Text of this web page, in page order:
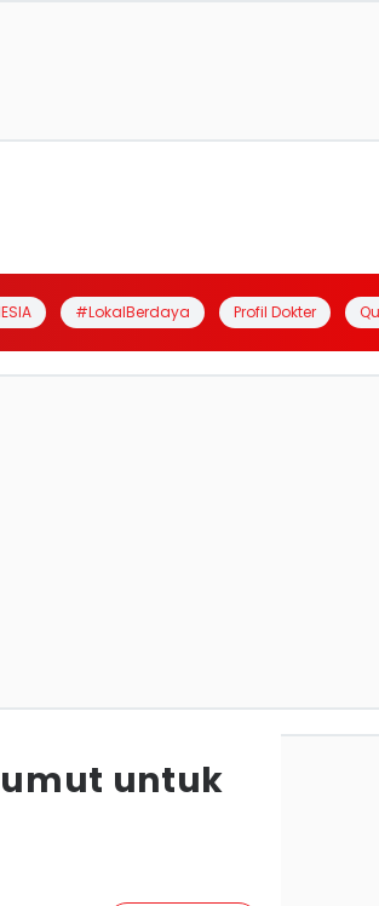
#LokalBerdaya Profil Dokter
untuk